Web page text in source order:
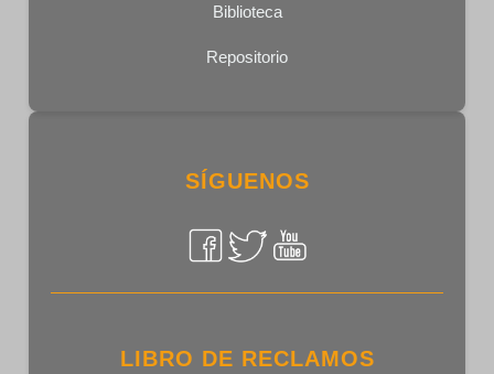
Biblioteca
Repositorio
SÍGUENOS
LIBRO DE RECLAMOS